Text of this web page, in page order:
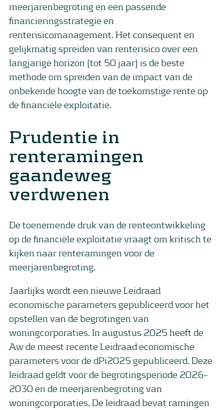
meerjarenbegroting en een passende
financieringsstrategie en
renterisicomanagement. Het consequent en
gelijkmatig spreiden van renterisico over een
langjarige horizon (tot 50 jaar) is de beste
methode om spreiden van de impact van de
onbekende hoogte van de toekomstige rente op
de financiële exploitatie.
Prudentie in
renteramingen
gaandeweg
verdwenen
De toenemende druk van de renteontwikkeling
op de financiële exploitatie vraagt om kritisch te
kijken naar renteramingen voor de
meerjarenbegroting.
Jaarlijks wordt een nieuwe Leidraad
economische parameters gepubliceerd voor het
opstellen van de begrotingen van
woningcorporaties. In augustus 2025 heeft de
Aw de meest recente Leidraad economische
parameters voor de dPi2025 gepubliceerd. Deze
leidraad geldt voor de begrotingsperiode 2026–
2030 en de meerjarenbegroting van
woningcorporaties. De leidraad bevat ramingen